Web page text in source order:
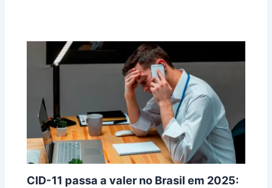
CID-11 passa a valer no Brasil em 2025: